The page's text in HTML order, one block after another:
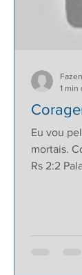
Eu vou
mortais.
Rs 2:2
1 min